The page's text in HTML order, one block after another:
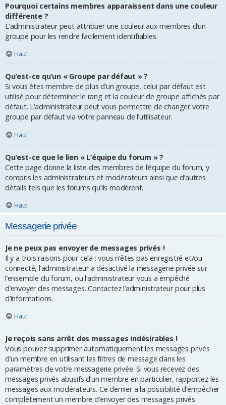
Pourquoi certains membres apparaissent dans une couleur
différente ?
L’administrateur peut attribuer une couleur aux membres d’un
groupe pour les rendre facilement identifiables.
Haut
Qu’est-ce qu’un « Groupe par défaut » ?
Si vous êtes membre de plus d’un groupe, celui par défaut est
utilisé pour déterminer le rang et la couleur de groupe affichés par
défaut. L’administrateur peut vous permettre de changer votre
groupe par défaut via votre panneau de l’utilisateur.
Haut
Qu’est-ce que le lien « L’équipe du forum » ?
Cette page donne la liste des membres de l’équipe du forum, y
compris les administrateurs et modérateurs ainsi que d’autres
détails tels que les forums qu’ils modèrent.
Haut
Messagerie privée
Je ne peux pas envoyer de messages privés !
Il y a trois raisons pour cela : vous n’êtes pas enregistré et/ou
connecté, l’administrateur a désactivé la messagerie privée sur
l’ensemble du forum, ou l’administrateur vous a empêché
d’envoyer des messages. Contactez l’administrateur pour plus
d’informations.
Haut
Je reçois sans arrêt des messages indésirables !
Vous pouvez supprimer automatiquement les messages privés
d’un membre en utilisant les filtres de message dans les
paramètres de votre messagerie privée. Si vous recevez des
messages privés abusifs d’un membre en particulier, rapportez les
messages aux modérateurs. Ce dernier a la possibilité d’empêcher
complètement un membre d’envoyer des messages privés.